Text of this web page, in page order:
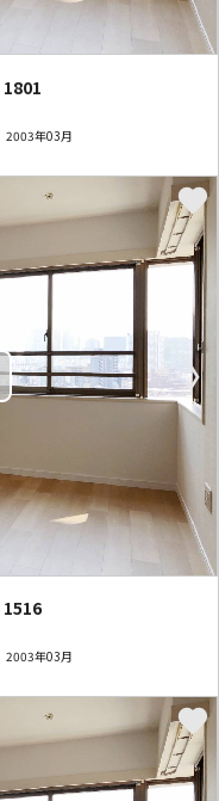
1801
2003年03月
〉
1516
2003年03月